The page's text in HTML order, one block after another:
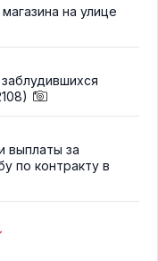
на улице
выплаты за
по контракту в